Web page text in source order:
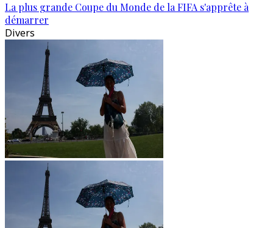
La plus grande Coupe du Monde de la FIFA s'apprête à
démarrer
Divers